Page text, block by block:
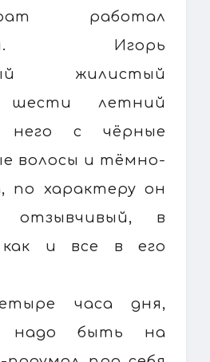
работал
Игорь
жилистый
шести летний
него с чёрные
волосы и тёмно-
по характеру он
в
как и все в его
часа дня,
надо быть на